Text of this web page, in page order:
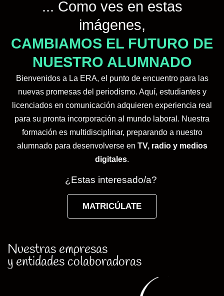
... Como ves en estas
imágenes,
CAMBIAMOS EL FUTURO DE
NUESTRO ALUMNADO
Bienvenidos a La ERA, el punto de encuentro para las
nuevas promesas del periodismo. Aquí, estudiantes y
licenciados en comunicación adquieren experiencia real
para su pronta incorporación al mundo laboral. Nuestra
formación es multidisciplinar, preparando a nuestro
alumnado para desenvolverse en TV, radio y medios
digitales.
¿Estas interesado/a?
MATRICÚLATE
Nuestras empresas
y entidades colaboradoras